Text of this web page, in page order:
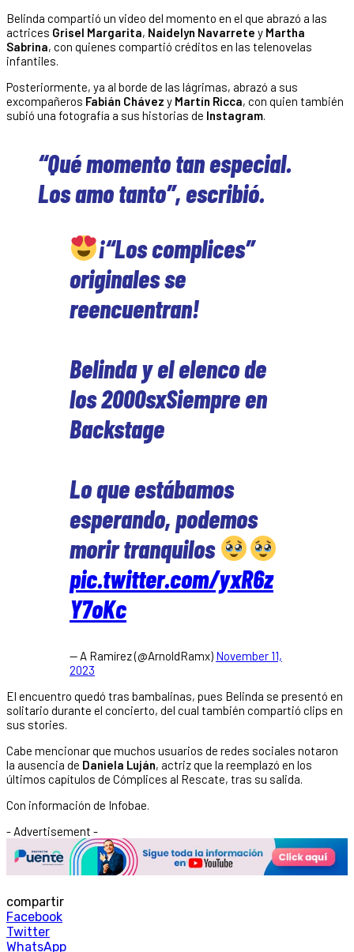
Belinda compartió un video del momento en el que abrazó a las
actrices Grisel Margarita, Naidelyn Navarrete y Martha
Sabrina, con quienes compartió créditos en las telenovelas
infantiles.
Posteriormente, ya al borde de las lágrimas, abrazó a sus
excompañeros Fabián Chávez y Martín Ricca, con quien también
subió una fotografía a sus historias de Instagram.
“Qué momento tan especial.
Los amo tanto”, escribió.
¡“Los complices”
originales se
reencuentran!
Belinda y el elenco de
los 2000sxSiempre en
Backstage
Lo que estábamos
esperando, podemos
morir tranquilos
pic.twitter.com/yxR6z
Y7oKc
— A Ramírez (@ArnoldRamx) November 11,
2023
El encuentro quedó tras bambalinas, pues Belinda se presentó en
solitario durante el concierto, del cual también compartió clips en
sus stories.
Cabe mencionar que muchos usuarios de redes sociales notaron
la ausencia de Daniela Luján, actriz que la reemplazó en los
últimos capítulos de Cómplices al Rescate, tras su salida.
Con información de Infobae.
- Advertisement -
compartir
Facebook
Twitter
WhatsApp